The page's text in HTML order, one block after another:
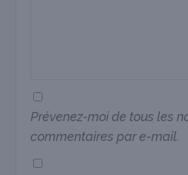
Prévenez-moi de tous les
commentaires par e-mail.